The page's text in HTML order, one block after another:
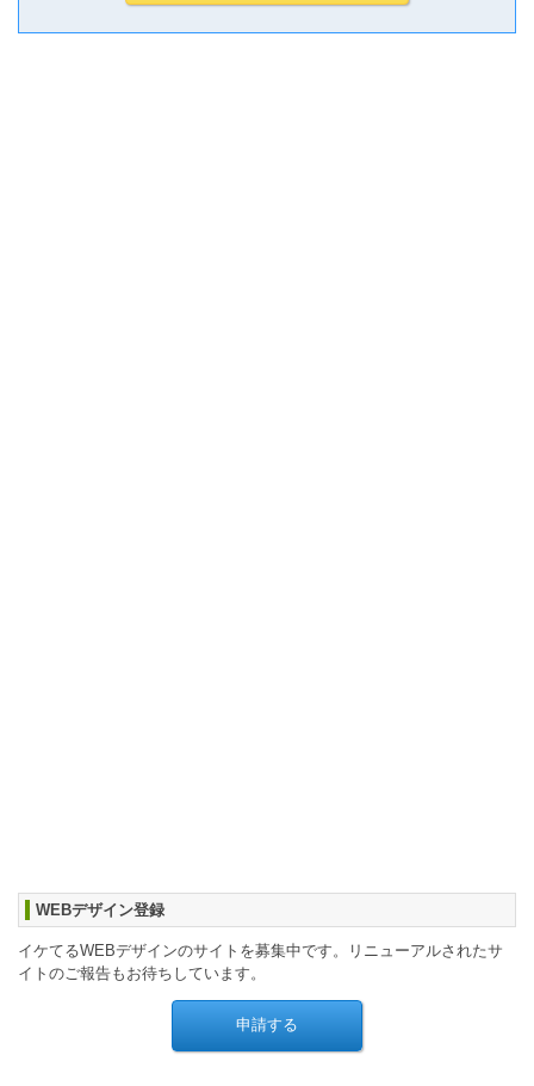
WEBデザイン登録
イケてるWEBデザインのサイトを募集中です。リニューアルされたサ
イトのご報告もお待ちしています。